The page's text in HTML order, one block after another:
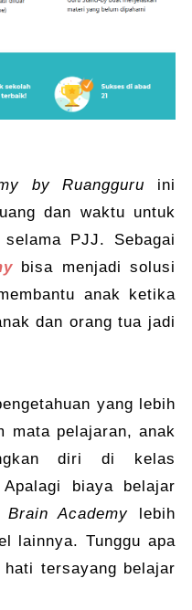
by Ruangguru ini
dan waktu untuk
selama PJJ. Sebagai
bisa menjadi solusi
anak ketika
dan orang tua jadi
yang lebih
mata pelajaran, anak
diri di kelas
biaya belajar
Brain Academy lebih
lainnya. Tunggu apa
tersayang belajar